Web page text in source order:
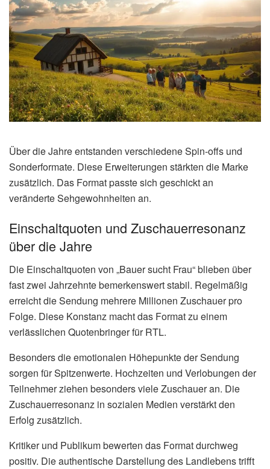
Über die Jahre entstanden verschiedene Spin-offs und
Sonderformate. Diese Erweiterungen stärkten die Marke
zusätzlich. Das Format passte sich geschickt an
veränderte Sehgewohnheiten an.
Einschaltquoten und Zuschauerresonanz
über die Jahre
Die Einschaltquoten von „Bauer sucht Frau“ blieben über
fast zwei Jahrzehnte bemerkenswert stabil. Regelmäßig
erreicht die Sendung mehrere Millionen Zuschauer pro
Folge. Diese Konstanz macht das Format zu einem
verlässlichen Quotenbringer für RTL.
Besonders die emotionalen Höhepunkte der Sendung
sorgen für Spitzenwerte. Hochzeiten und Verlobungen der
Teilnehmer ziehen besonders viele Zuschauer an. Die
Zuschauerresonanz in sozialen Medien verstärkt den
Erfolg zusätzlich.
Kritiker und Publikum bewerten das Format durchweg
positiv. Die authentische Darstellung des Landlebens trifft